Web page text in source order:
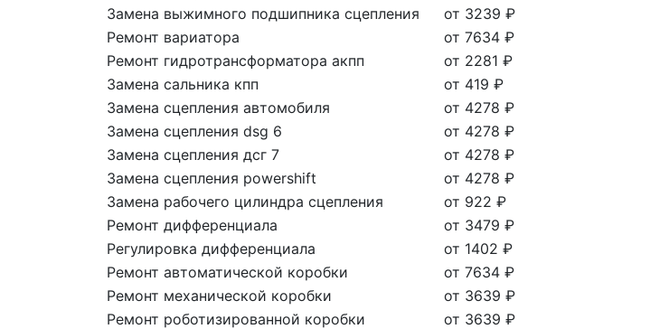
Замена выжимного подшипника сцепления
от 3239 ₽
Ремонт вариатора
от 7634 ₽
Ремонт гидротрансформатора акпп
от 2281 ₽
Замена сальника кпп
от 419 ₽
Замена сцепления автомобиля
от 4278 ₽
Замена сцепления dsg 6
от 4278 ₽
Замена сцепления дсг 7
от 4278 ₽
Замена сцепления powershift
от 4278 ₽
Замена рабочего цилиндра сцепления
от 922 ₽
Ремонт дифференциала
от 3479 ₽
Регулировка дифференциала
от 1402 ₽
Ремонт автоматической коробки
от 7634 ₽
Ремонт механической коробки
от 3639 ₽
Ремонт роботизированной коробки
от 3639 ₽